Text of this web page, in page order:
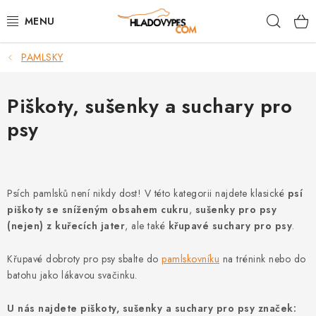
na
POTŘEBY PRO PSY
TAMI PŘEPRAVNÍ BOXY
SPORT SE PSEM
FAQ
ZNAČKY
PAMLSKY
Piškoty, sušenky a suchary pro
psy
Psích pamlsků není nikdy dost! V této kategorii najdete klasické psí
piškoty se sníženým obsahem cukru, sušenky pro psy
(nejen) z kuřecích jater, ale také křupavé suchary pro psy.
Křupavé dobroty pro psy sbalte do pamlskovníku na trénink nebo do
batohu jako lákavou svačinku.
U nás najdete piškoty, sušenky a suchary pro psy značek: